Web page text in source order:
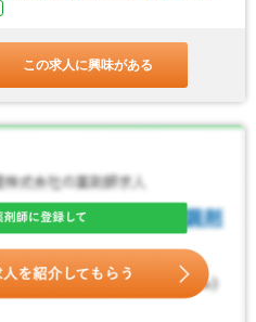
この求人に興味がある